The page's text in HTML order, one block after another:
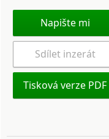
Napište mi
Sdílet inzerát
Tisková verze PDF